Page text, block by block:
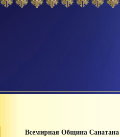
Всемирная Община